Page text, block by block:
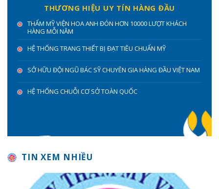
THƯƠNG HIỆU UY TÍN HÀNG ĐẦU
THẨM MỸ VIỆN HOA ANH ĐÓN HƠN 10000 LƯỢT KHÁCH
HÀNG MỖI NĂM
HỆ THỐNG TRANG THIẾT BỊ ĐẠT TIÊU CHUẨN MỸ
SỞ HỮU ĐỘI NGŨ BÁC SỸ CHUYÊN GIA HÀNG ĐẦU VIỆT NAM
HỆ THỐNG CHUỖI CƠ SỞ TOÀN QUỐC
TIN XEM NHIỀU